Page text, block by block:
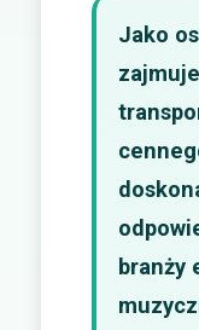
Jako
branży